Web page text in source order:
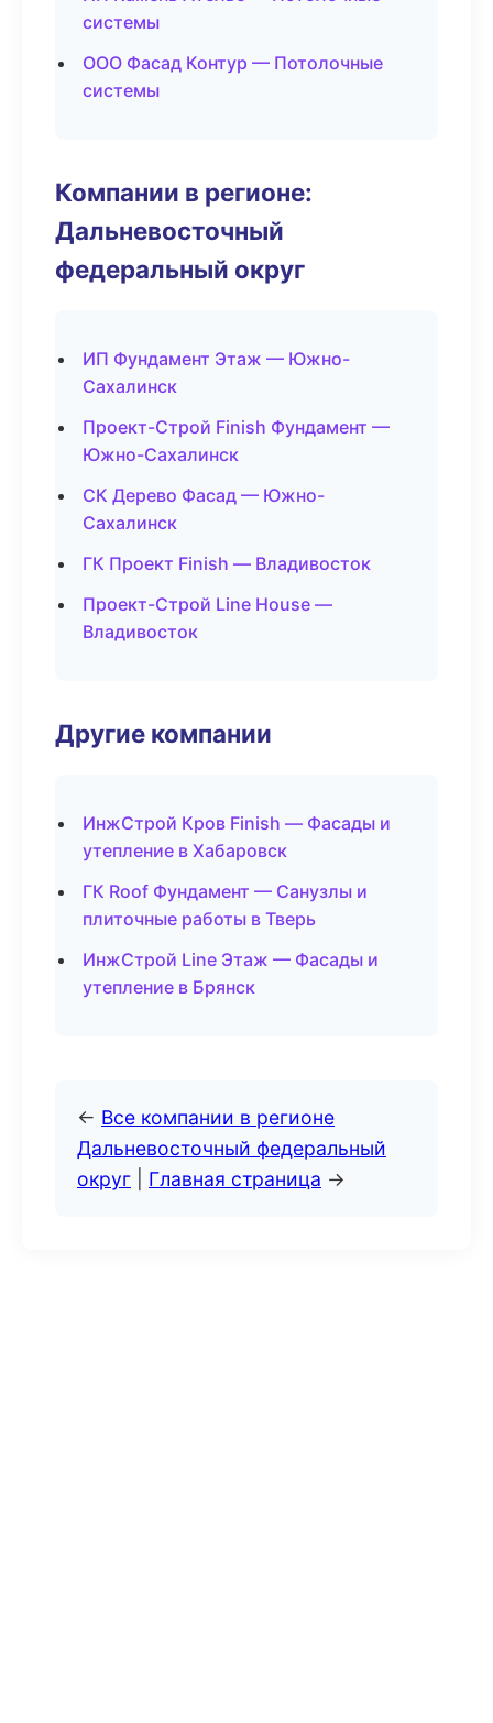
системы
ООО Фасад Контур — Потолочные
системы
Компании в регионе:
Дальневосточный
федеральный округ
ИП Фундамент Этаж — Южно-
Сахалинск
Проект-Строй Finish Фундамент —
Южно-Сахалинск
СК Дерево Фасад — Южно-
Сахалинск
ГК Проект Finish — Владивосток
Проект-Строй Line House —
Владивосток
Другие компании
ИнжСтрой Кров Finish — Фасады и
утепление в Хабаровск
ГК Roof Фундамент — Санузлы и
плиточные работы в Тверь
ИнжСтрой Line Этаж — Фасады и
утепление в Брянск
← Все компании в регионе
Дальневосточный федеральный
округ
Главная страница →